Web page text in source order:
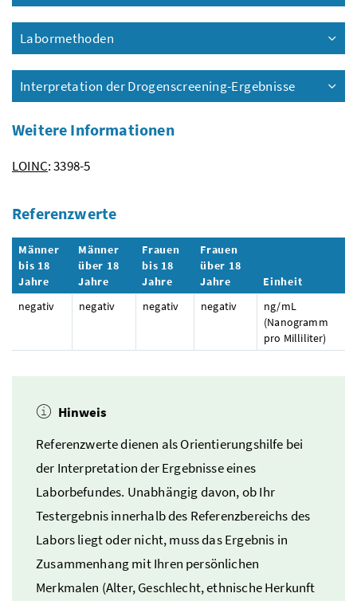
Labormethoden
Interpretation der Drogenscreening-Ergebnisse
Weitere Informationen
LOINC: 3398-5
Referenzwerte
Männer
bis 18
Jahre
Männer
über 18
Jahre
Frauen
bis 18
Jahre
Frauen
über 18
Jahre
Einheit
negativ
negativ negativ negativ
ng/mL
(Nanogramm
pro Milliliter)
Hinweis
Referenzwerte dienen als Orientierungshilfe bei
der Interpretation der Ergebnisse eines
Laborbefundes. Unabhängig davon, ob Ihr
Testergebnis innerhalb des Referenzbereichs des
Labors liegt oder nicht, muss das Ergebnis in
Zusammenhang mit Ihren persönlichen
Merkmalen (Alter, Geschlecht, ethnische Herkunft